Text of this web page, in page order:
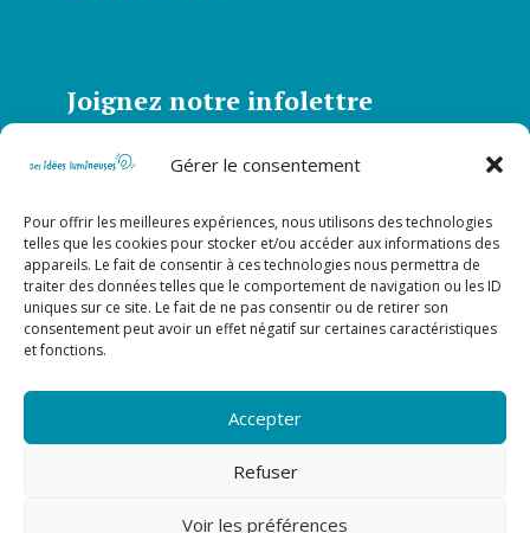
Gérer le consentement
Pour offrir les meilleures expériences, nous utilisons des technologies
telles que les cookies pour stocker et/ou accéder aux informations des
appareils. Le fait de consentir à ces technologies nous permettra de
traiter des données telles que le comportement de navigation ou les ID
uniques sur ce site. Le fait de ne pas consentir ou de retirer son
consentement peut avoir un effet négatif sur certaines caractéristiques
et fonctions.
Accepter
Refuser
Voir les préférences
Joignez notre infolettre
Abonnez-vous à notre infolettre et soyez
S’abonner
Suivez-nous sur nos réseaux
sociaux!